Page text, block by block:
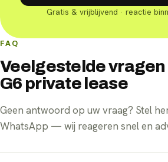
Gratis & vrijblijvend · reactie
FAQ
Veelgestelde
G6 private lease
Geen antwoord op uw vraag? Stel
WhatsApp — wij reageren snel en